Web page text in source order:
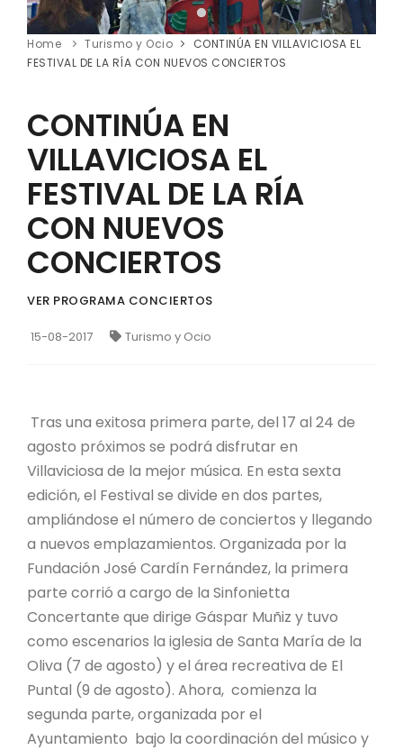
Home Turismo y Ocio
CONTINÚA EN VILLAVICIOSA EL
FESTIVAL DE LA RÍA CON NUEVOS CONCIERTOS
CONTINÚA EN
VILLAVICIOSA EL
FESTIVAL DE LA RÍA
CON NUEVOS
CONCIERTOS
VER PROGRAMA CONCIERTOS
15-08-2017 Turismo y Ocio
Tras una exitosa primera parte, del 17 al 24 de
agosto próximos se podrá disfrutar en
Villaviciosa de la mejor música. En esta sexta
edición, el Festival se divide en dos partes,
ampliándose el número de conciertos y llegando
a nuevos emplazamientos. Organizada por la
Fundación José Cardín Fernández, la primera
parte corrió a cargo de la Sinfonietta
Concertante que dirige Gáspar Muñiz y tuvo
como escenarios la iglesia de Santa María de la
Oliva (7 de agosto) y el área recreativa de El
Puntal (9 de agosto). Ahora, comienza la
segunda parte, organizada por el
Ayuntamiento bajo la coordinación del músico y